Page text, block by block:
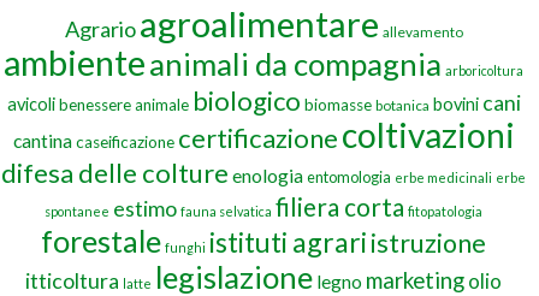
Agrario agroalimentare allevamento
ambienteanimali da compagnia arboricoltura
avicoli benessere animale biologico biomasse botanica bovini cani
cantina caseificazione certificazionecoltivazioni
difesa delle colture enologiaentomologia erbe medicinali erbe
spontanee estimo fauna selvatica filiera corta fitopatologia
forestale funghi istituti agrariistruzione
itticoltura latte legislazione legno marketingolio